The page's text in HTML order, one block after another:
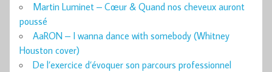
Martin Luminet – Cœur & Quand nos cheveux auront
poussé
AaRON – I wanna dance with somebody (Whitney
Houston cover)
De l’exercice d’évoquer son parcours professionnel